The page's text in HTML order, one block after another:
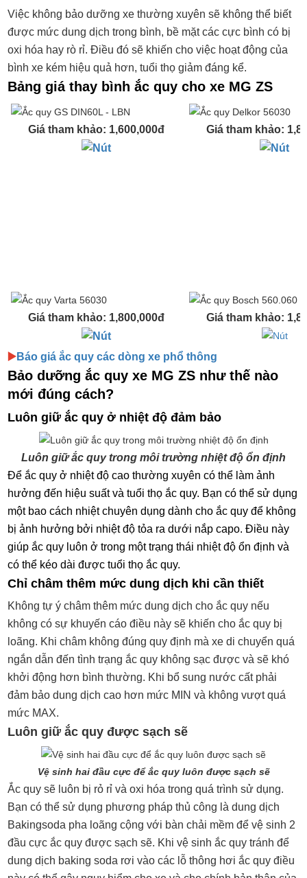
Việc không bảo dưỡng xe thường xuyên sẽ không thể biết
được mức dung dịch trong bình, bề mặt các cực bình có bị
oxi hóa hay rò rỉ. Điều đó sẽ khiến cho việc hoạt động của
bình xe kém hiệu quả hơn, tuổi thọ giảm đáng kể.
Bảng giá thay bình ắc quy cho xe MG ZS
Giá tham khảo: 1,600,000đ Giá tham khảo:
Giá tham khảo: 1,800,000đ Giá tham khảo:
▶️Báo giá ắc quy các dòng xe phổ thông
Bảo dưỡng ắc quy xe MG ZS như thế nào
mới đúng cách?
Luôn giữ ắc quy ở nhiệt độ đảm bảo
Luôn giữ ắc quy trong môi trường nhiệt độ ổn định
Để ắc quy ở nhiệt độ cao thường xuyên có thể làm ảnh
hưởng đến hiệu suất và tuổi thọ ắc quy. Bạn có thể sử dụng
một bao cách nhiệt chuyên dụng dành cho ắc quy để không
bị ảnh hưởng bởi nhiệt độ tỏa ra dưới nắp capo. Điều này
giúp ắc quy luôn ở trong một trạng thái nhiệt độ ổn định và
có thể kéo dài được tuổi thọ ắc quy.
Chỉ châm thêm mức dung dịch khi cần thiết
Không tự ý châm thêm mức dung dịch cho ắc quy nếu
không có sự khuyến cáo điều này sẽ khiến cho ắc quy bị
loãng. Khi châm không đúng quy định mà xe di chuyển quá
ngắn dẫn đến tình trạng ắc quy không sạc được và sẽ khó
khởi động hơn bình thường. Khi bổ sung nước cất phải
đảm bảo dung dịch cao hơn mức MIN và không vượt quá
mức MAX.
Luôn giữ ắc quy được sạch sẽ
Vệ sinh hai đầu cực để ắc quy luôn được sạch sẽ
Ắc quy sẽ luôn bị rỏ rỉ và oxi hóa trong quá trình sử dụng.
Bạn có thể sử dụng phương pháp thủ công là dung dịch
Bakingsoda pha loãng cộng với bàn chải mềm để vệ sinh 2
đầu cực ắc quy được sạch sẽ. Khi vệ sinh ắc quy tránh để
dung dịch baking soda rơi vào các lỗ thông hơi ắc quy điều